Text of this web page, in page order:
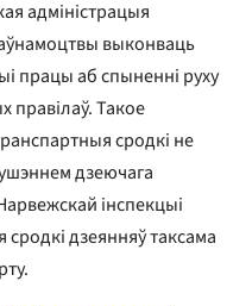
адміністрацыя
выконваць
працы аб спыненні руху
правілаў. Такое
сродкі не
дзеючага
інспекцыі
дзеянняў таксама